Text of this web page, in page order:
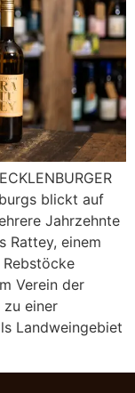
blickt auf
Jahrzehnte
Rattey, einem
Verein der
zu einer
Landweingebiet